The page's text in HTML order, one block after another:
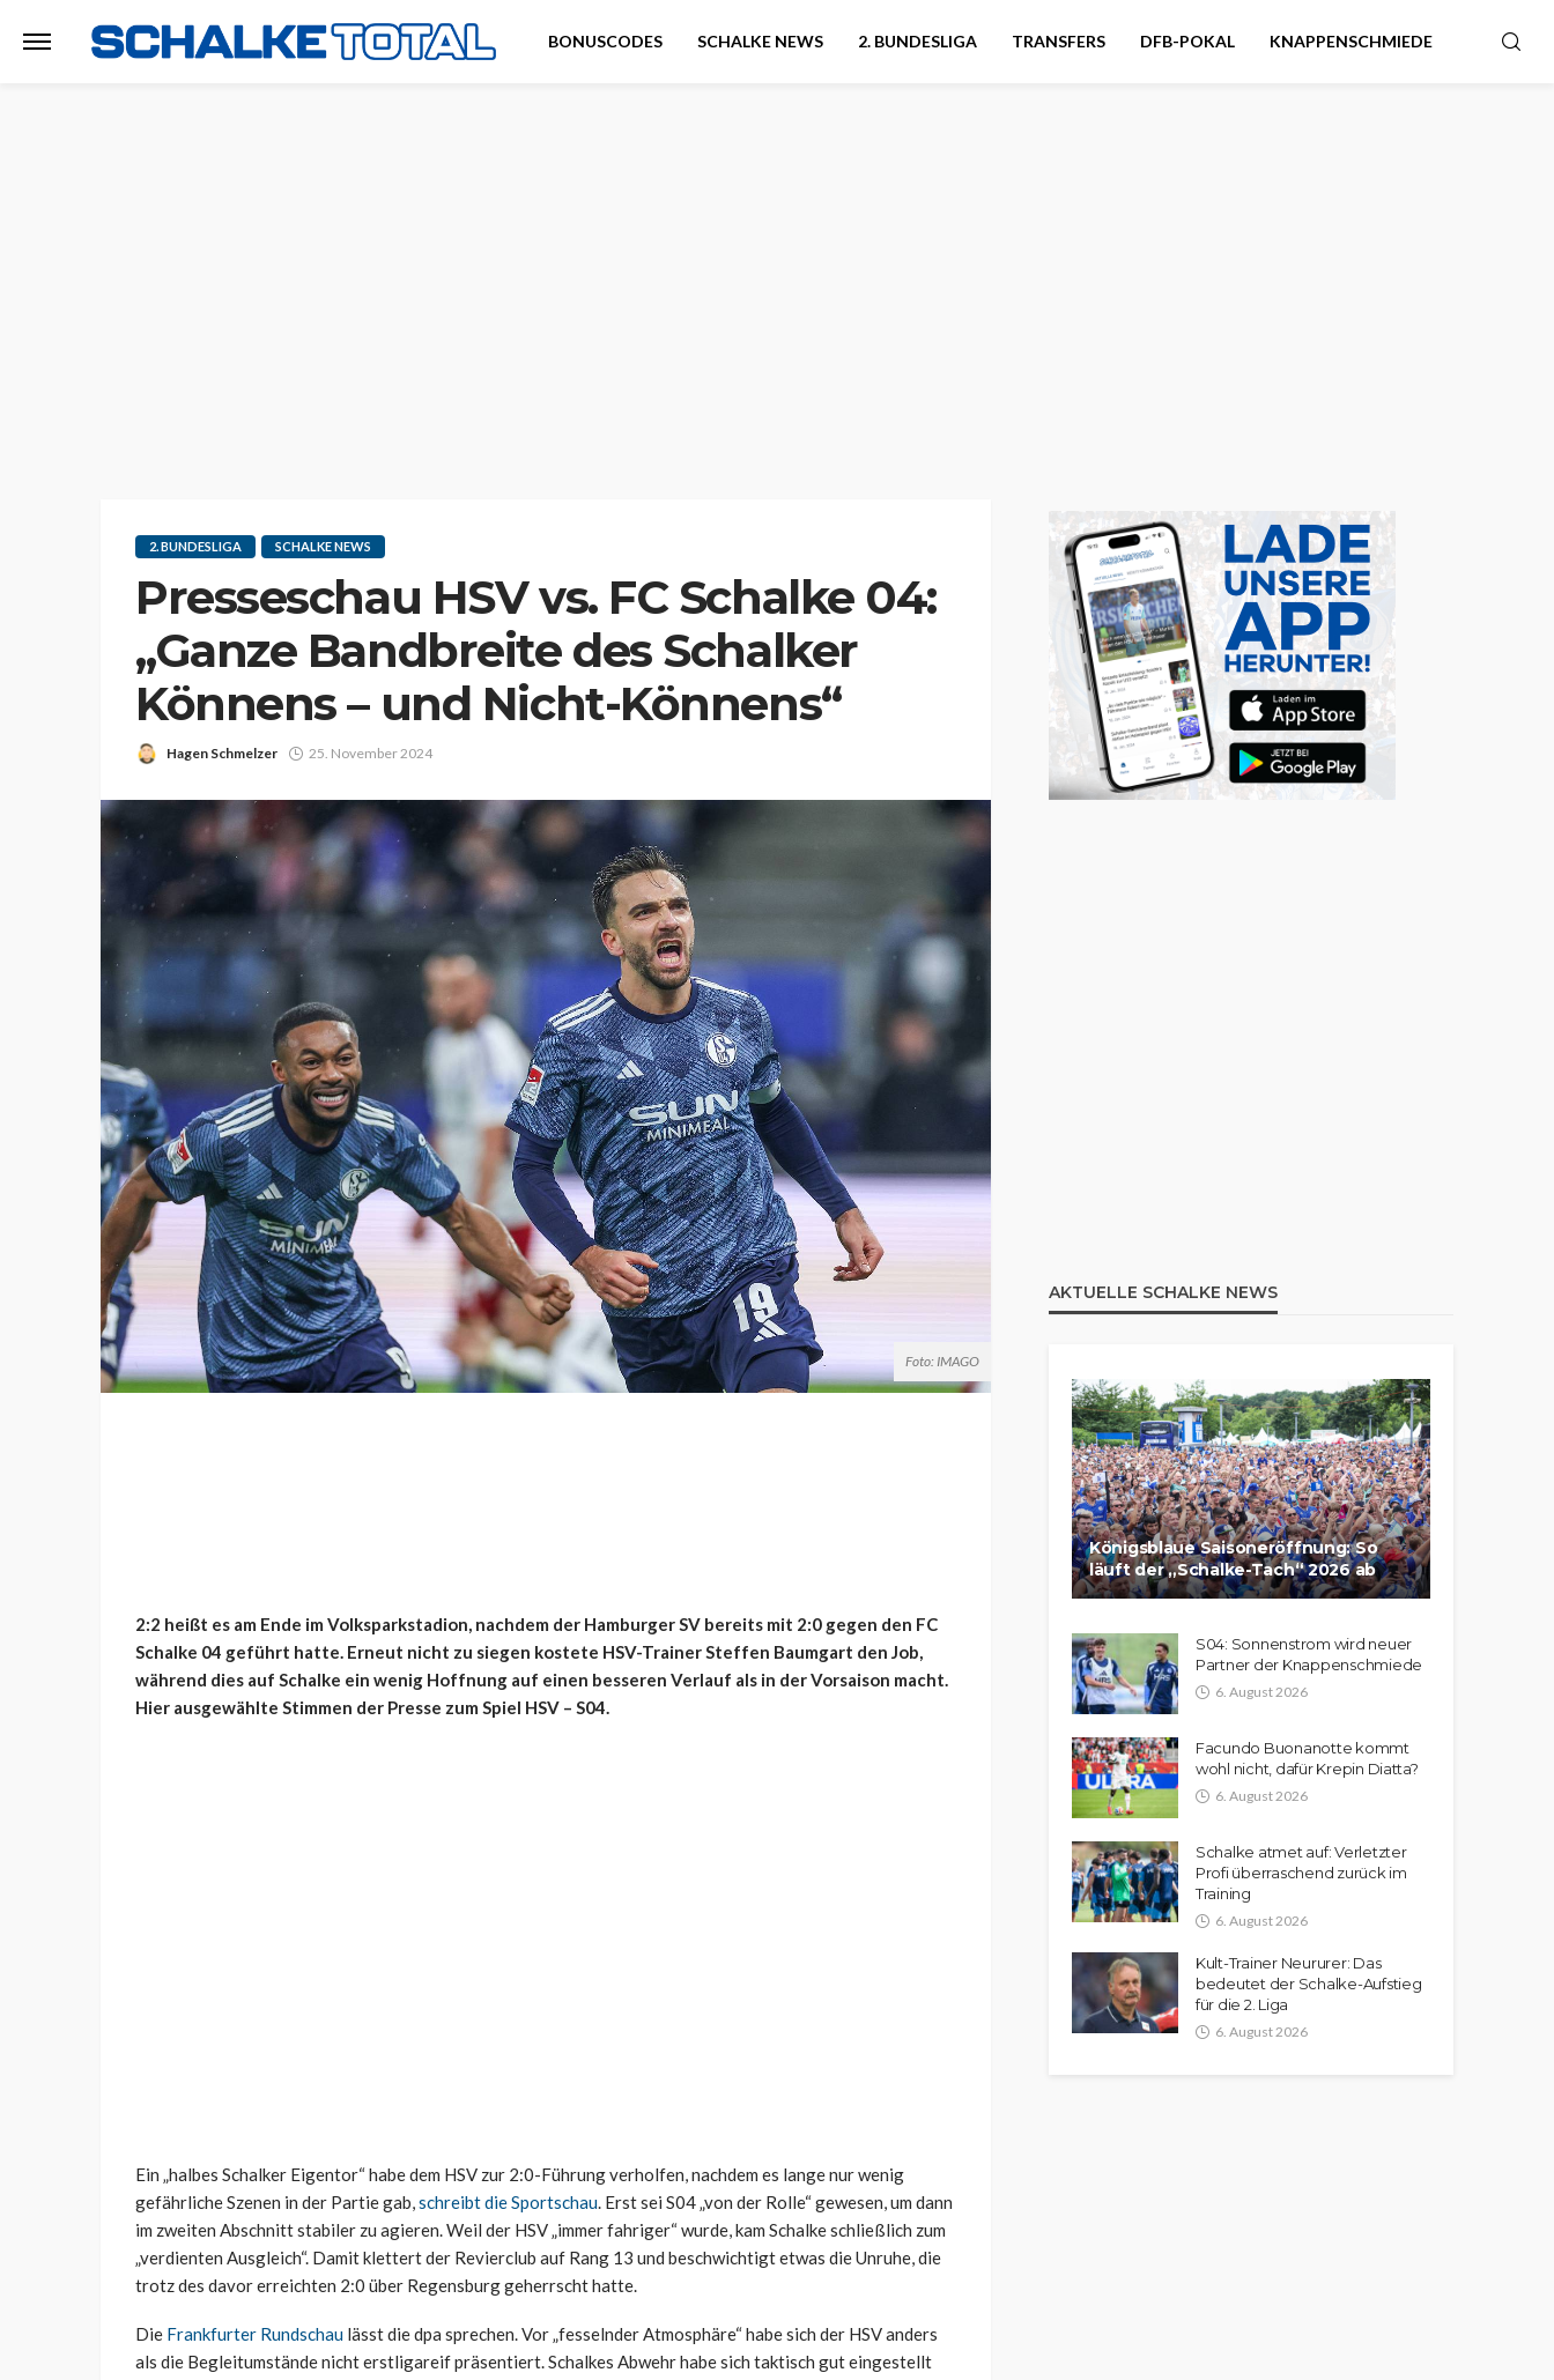
BONUSCODES SCHALKE NEWS 2. BUNDESLIGA TRANSFERS DFB-POKAL KNAPPENSCHMIEDE
2. BUNDESLIGA SCHALKE NEWS
Presseschau HSV vs. FC Schalke 04:
„Ganze Bandbreite des Schalker
Könnens – und Nicht-Könnens“
Hagen Schmelzer 25. November 2024
Foto: IMAGO
2:2 heißt es am Ende im Volksparkstadion, nachdem der Hamburger SV bereits mit 2:0 gegen den FC
Schalke 04 geführt hatte. Erneut nicht zu siegen kostete HSV-Trainer Steffen Baumgart den Job,
während dies auf Schalke ein wenig Hoffnung auf einen besseren Verlauf als in der Vorsaison macht.
Hier ausgewählte Stimmen der Presse zum Spiel HSV – S04.
Ein „halbes Schalker Eigentor“ habe dem HSV zur 2:0-Führung verholfen, nachdem es lange nur wenig
gefährliche Szenen in der Partie gab,schreibt die Sportschau. Erst sei S04 „von der Rolle“ gewesen, um dann
im zweiten Abschnitt stabiler zu agieren. Weil der HSV „immer fahriger“ wurde, kam Schalke schließlich zum
„verdienten Ausgleich“. Damit klettert der Revierclub auf Rang 13 und beschwichtigt etwas die Unruhe, die
trotz des davor erreichten 2:0 über Regensburg geherrscht hatte.
Die Frankfurter Rundschau lässt die dpa sprechen. Vor „fesselnder Atmosphäre“ habe sich der HSV anders
als die Begleitumstände nicht erstligareif präsentiert. Schalkes Abwehr habe sich taktisch gut eingestellt
AKTUELLE SCHALKE NEWS
Königsblaue Saisoneröffnung: So
läuft der „Schalke-Tach“ 2026 ab
S04: Sonnenstrom wird neuer
Partner der Knappenschmiede
6. August 2026
Facundo Buonanotte kommt
wohl nicht, dafür Krepin Diatta?
6. August 2026
Schalke atmet auf: Verletzter
Profi überraschend zurück im
Training
6. August 2026
Kult-Trainer Neururer: Das
bedeutet der Schalke-Aufstieg
für die 2. Liga
6. August 2026